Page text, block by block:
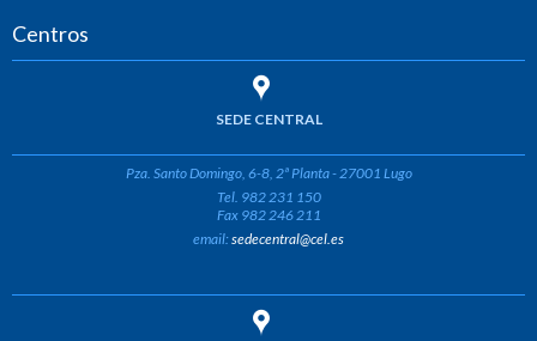
Centros
SEDE CENTRAL
Pza. Santo Domingo, 6-8, 2ª Planta - 27001 Lugo
Tel. 982 231 150
Fax 982 246 211
email:sedecentral@cel.es